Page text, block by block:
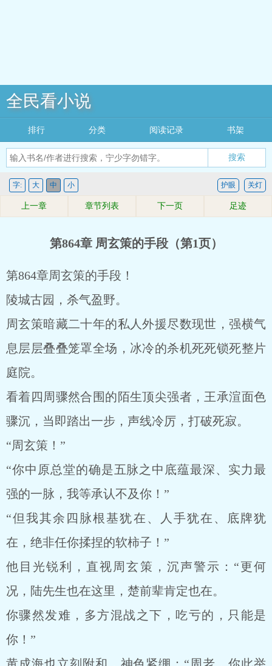
全民看小说
搜索
排行 分类 阅读记录 书架
字: 大 中 小 关灯
护眼
上一章 章节列表 下一页 足迹
第864章 周玄策的手段（第1页）
第864章周玄策的手段！
陵城古园，杀气盈野。
周玄策暗藏二十年的私人外援尽数现世，强横气
息层层叠叠笼罩全场，冰冷的杀机死死锁死整片
庭院。
看着四周骤然合围的陌生顶尖强者，王承渲面色
骤沉，当即踏出一步，声线冷厉，打破死寂。
“周玄策！”
“你中原总堂的确是五脉之中底蕴最深、实力最
强的一脉，我等承认不及你！”
“但我其余四脉根基犹在、人手犹在、底牌犹
在，绝非任你揉捏的软柿子！”
他目光锐利，直视周玄策，沉声警示：“更何
况，陆先生也在这里，楚前辈肯定也在。
你骤然发难，多方混战之下，吃亏的，只能是
你！”